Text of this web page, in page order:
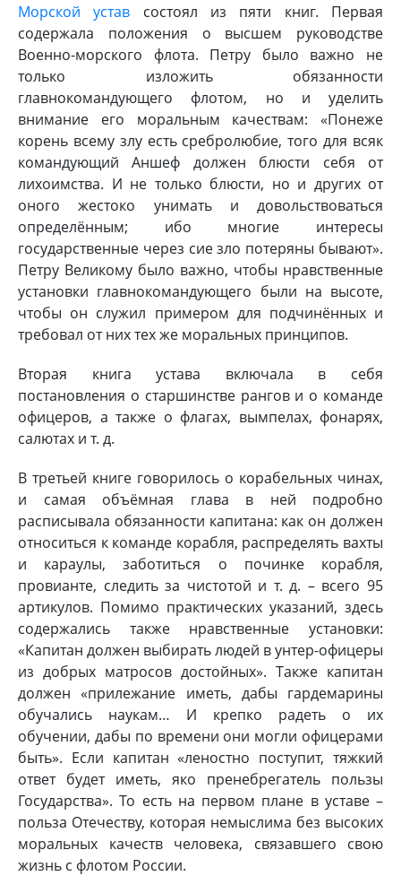
Морской устав состоял из пяти книг. Первая
содержала положения о высшем руководстве
Военно-морского флота. Петру было важно не
только изложить обязанности
главнокомандующего флотом, но и уделить
внимание его моральным качествам: «Понеже
корень всему злу есть сребролюбие, того для всяк
командующий Аншеф должен блюсти себя от
лихоимства. И не только блюсти, но и других от
оного жестоко унимать и довольствоваться
определённым; ибо многие интересы
государственные через сие зло потеряны бывают».
Петру Великому было важно, чтобы нравственные
установки главнокомандующего были на высоте,
чтобы он служил примером для подчинённых и
требовал от них тех же моральных принципов.
Вторая книга устава включала в себя
постановления о старшинстве рангов и о команде
офицеров, а также о флагах, вымпелах, фонарях,
салютах и т. д.
В третьей книге говорилось о корабельных чинах,
и самая объёмная глава в ней подробно
расписывала обязанности капитана: как он должен
относиться к команде корабля, распределять вахты
и караулы, заботиться о починке корабля,
провианте, следить за чистотой и т. д. – всего 95
артикулов. Помимо практических указаний, здесь
содержались также нравственные установки:
«Капитан должен выбирать людей в унтер-офицеры
из добрых матросов достойных». Также капитан
должен «прилежание иметь, дабы гардемарины
обучались наукам… И крепко радеть о их
обучении, дабы по времени они могли офицерами
быть». Если капитан «леностно поступит, тяжкий
ответ будет иметь, яко пренебрегатель пользы
Государства». То есть на первом плане в уставе –
польза Отечеству, которая немыслима без высоких
моральных качеств человека, связавшего свою
жизнь с флотом России.